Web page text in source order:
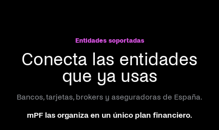
Entidades soportadas
Conecta las entidades
que ya usas
Bancos, tarjetas, brokers y aseguradoras de España.
mPF las organiza en un único plan financiero.